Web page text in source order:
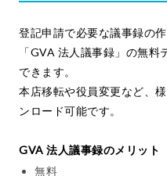
登記申請で必要な議事録の
「GVA 法人議事録」の無
できます。
本店移転や役員変更など、
ンロード可能です。
GVA 法人議事録のメリット
無料